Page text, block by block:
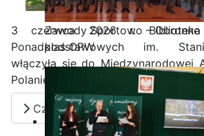
Zawody Sportowo – Obronne
klas OPW
3 czerwca 2026 r. Biblioteka
Ponadpodstawowych im.
włączyła się do Międzynarodowej
Polanie – Edycja 2026”,
Czytaj więcej: Staszic czyta na